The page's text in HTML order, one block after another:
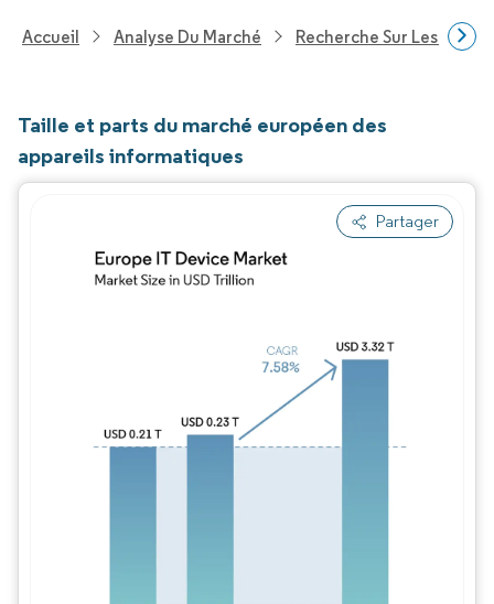
Accueil Analyse Du Marché Recherche Sur Les
Taille et parts du marché européen des
appareils informatiques
Partager